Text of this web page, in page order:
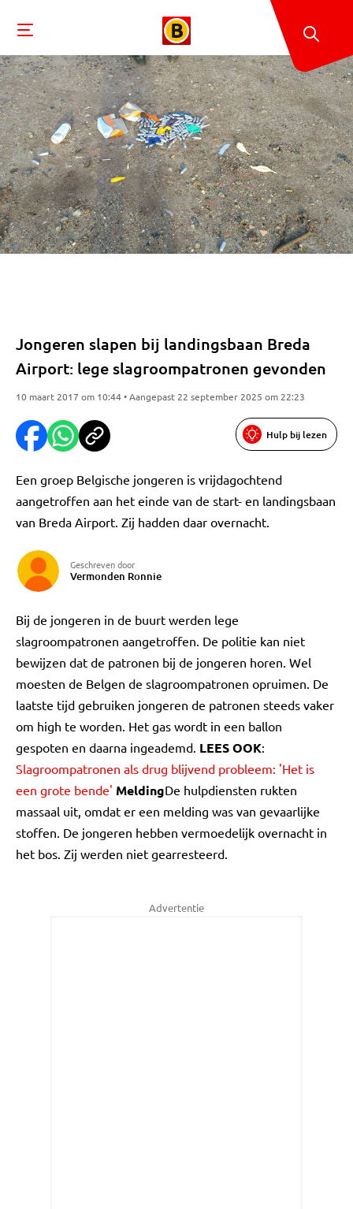
Jongeren slapen bij landingsbaan Breda
Airport: lege slagroompatronen gevonden
10 maart 2017 om 10:44 • Aangepast 22 september 2025 om 22:23
Hulp bij lezen
Een groep Belgische jongeren is vrijdagochtend
aangetroffen aan het einde van de start- en landingsbaan
van Breda Airport. Zij hadden daar overnacht.
Geschreven door
Vermonden Ronnie
Bij de jongeren in de buurt werden lege
slagroompatronen aangetroffen. De politie kan niet
bewijzen dat de patronen bij de jongeren horen. Wel
moesten de Belgen de slagroompatronen opruimen. De
laatste tijd gebruiken jongeren de patronen steeds vaker
om high te worden. Het gas wordt in een ballon
gespoten en daarna ingeademd. LEES OOK:
Slagroompatronen als drug blijvend probleem: 'Het is
een grote bende' MeldingDe hulpdiensten rukten
massaal uit, omdat er een melding was van gevaarlijke
stoffen. De jongeren hebben vermoedelijk overnacht in
het bos. Zij werden niet gearresteerd.
Advertentie